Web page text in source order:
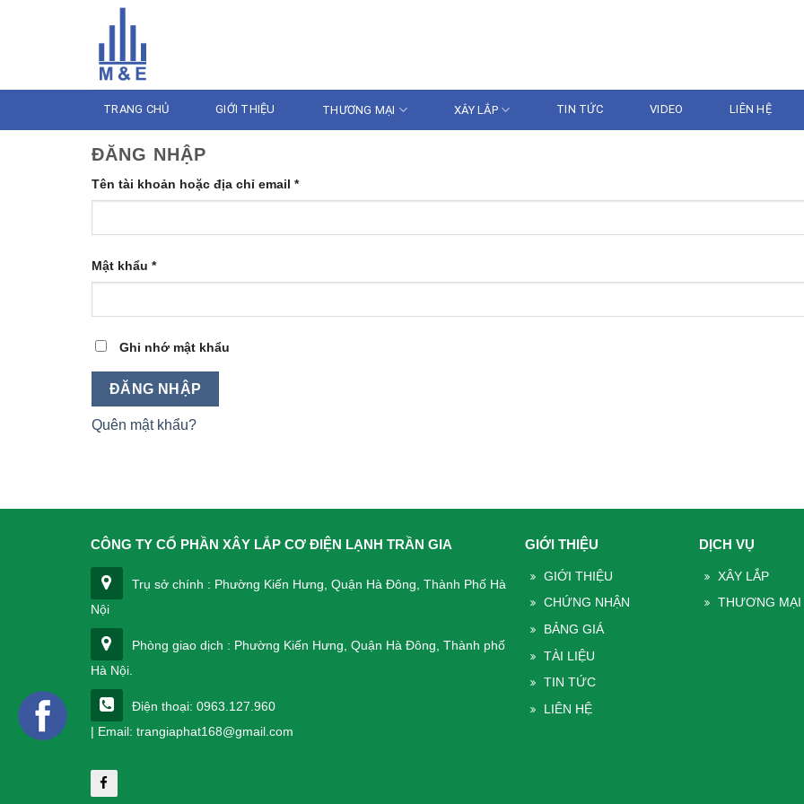
TRANG CHỦ GIỚI THIỆU THƯƠNG MẠI XÂY LẮP TIN TỨC VIDEO LIÊN HỆ
ĐĂNG NHẬP
Tên tài khoản hoặc địa chỉ email *
Mật khẩu *
Ghi nhớ mật khẩu
ĐĂNG NHẬP
Quên mật khẩu?
CÔNG TY CỔ PHẦN XÂY LẮP CƠ ĐIỆN LẠNH TRẦN GIA
Trụ sở chính : Phường Kiến Hưng, Quận Hà Đông, Thành Phố Hà
Nội
Phòng giao dịch : Phường Kiến Hưng, Quận Hà Đông, Thành phố
Hà Nội.
Điện thoại: 0963.127.960
| Email: trangiaphat168@gmail.com
GIỚI THIỆU
GIỚI THIỆU
CHỨNG NHẬN
BẢNG GIÁ
TÀI LIỆU
TIN TỨC
LIÊN HỆ
DỊCH VỤ
XÂY LẮP
THƯƠNG MẠI